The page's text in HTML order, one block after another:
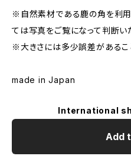
※自然素材である鹿の角を利用
ては写真をご覧になって判断い
※大きさには多少誤差があるこ
made in Japan
International
Add